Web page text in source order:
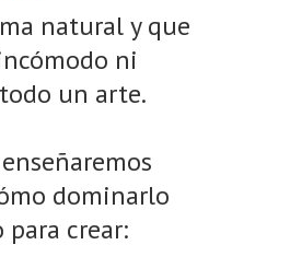
natural y que
ni
un arte.
dominarlo
crear: